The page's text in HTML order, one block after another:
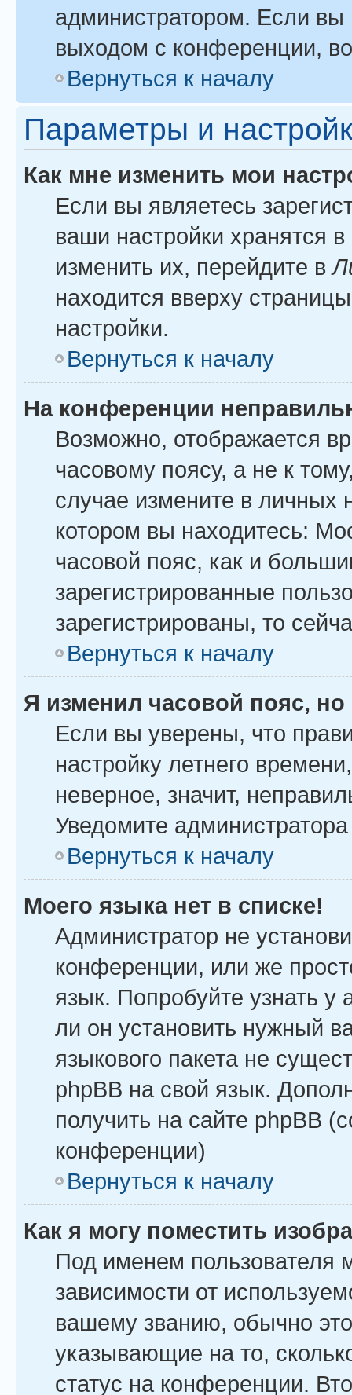
администратором. Если вы
выходом с конференции,
Вернуться к началу
Параметры и
Как мне изменить мои
Если вы являетесь
ваши настройки хранятся
изменить их, перейдите в
находится вверху
настройки.
Вернуться к началу
На конференции
Возможно, отображается
часовому поясу, а не к
случае измените в личных
котором вы находитесь:
часовой пояс, как и
зарегистрированные
зарегистрированы, то
Вернуться к началу
Я изменил часовой пояс,
Если вы уверены, что
настройку летнего
неверное, значит,
Уведомите
Вернуться к началу
Моего языка нет в списке!
Администратор не
конференции, или же
язык. Попробуйте узнать
ли он установить нужный
языкового пакета не
phpBB на свой язык.
получить на сайте phpBB
конференции)
Вернуться к началу
Как я могу поместить
Под именем пользователя
зависимости от
вашему званию, обычно это
указывающие на то,
статус на конференции.